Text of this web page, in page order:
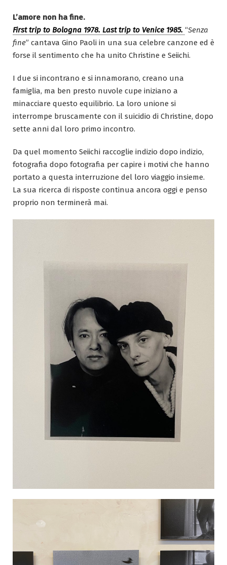
L’amore non ha fine.
First trip to Bologna 1978. Last trip to Venice 1985. “Senza
fine” cantava Gino Paoli in una sua celebre canzone ed è
forse il sentimento che ha unito Christine e Seiichi.
I due si incontrano e si innamorano, creano una
famiglia, ma ben presto nuvole cupe iniziano a
minacciare questo equilibrio. La loro unione si
interrompe bruscamente con il suicidio di Christine, dopo
sette anni dal loro primo incontro.
Da quel momento Seiichi raccoglie indizio dopo indizio,
fotografia dopo fotografia per capire i motivi che hanno
portato a questa interruzione del loro viaggio insieme.
La sua ricerca di risposte continua ancora oggi e penso
proprio non terminerà mai.